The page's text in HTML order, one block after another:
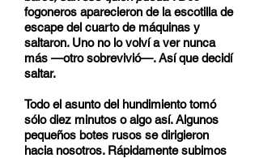
fogoneros aparecieron de la escotilla de
escape del cuarto de máquinas y
saltaron. Uno no lo volví a ver nunca
más —otro sobrevivió—. Así que decidí
saltar.
Todo el asunto del hundimiento tomó
sólo diez minutos o algo así. Algunos
pequeños botes rusos se dirigieron
hacia nosotros. Rápidamente subimos